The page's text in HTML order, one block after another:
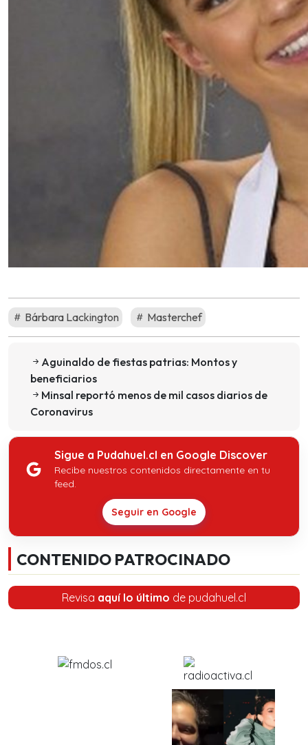
Bárbara Lackington Masterchef
Aguinaldo de fiestas patrias: Montos y
beneficiarios
Minsal reportó menos de mil casos diarios de
Coronavirus
Sigue a Pudahuel.cl en Google Discover
Recibe nuestros contenidos directamente en tu
feed.
Seguir en Google
CONTENIDO PATROCINADO
Revisa aquí lo último de pudahuel.cl